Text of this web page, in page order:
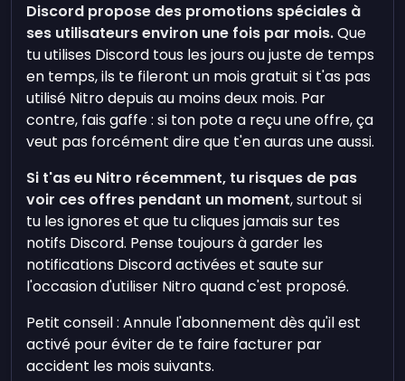
Discord propose des promotions spéciales à
ses utilisateurs environ une fois par mois.Que
tu utilises Discord tous les jours ou juste de temps
en temps, ils te fileront un mois gratuit si t'as pas
utilisé Nitro depuis au moins deux mois. Par
contre, fais gaffe : si ton pote a reçu une offre, ça
veut pas forcément dire que t'en auras une aussi.
Si t'as eu Nitro récemment, tu risques de pas
voir ces offres pendant un moment, surtout si
tu les ignores et que tu cliques jamais sur tes
notifs Discord. Pense toujours à garder les
notifications Discord activées et saute sur
l'occasion d'utiliser Nitro quand c'est proposé.
Petit conseil : Annule l'abonnement dès qu'il est
activé pour éviter de te faire facturer par
accident les mois suivants.